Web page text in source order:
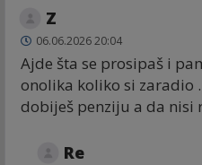
Z
06.06.2026 20:04
Ajde šta se prosipaš i
onolika koliko si zaradio
dobiješ penziju a da nisi
Re